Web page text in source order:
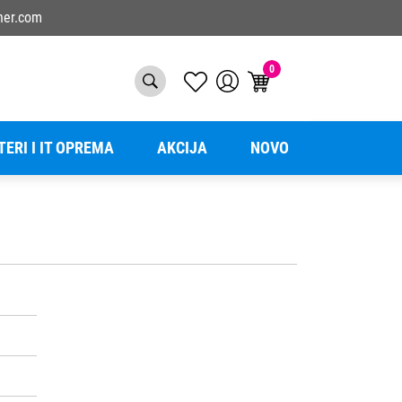
0
I IT OPREMA AKCIJA NOVO